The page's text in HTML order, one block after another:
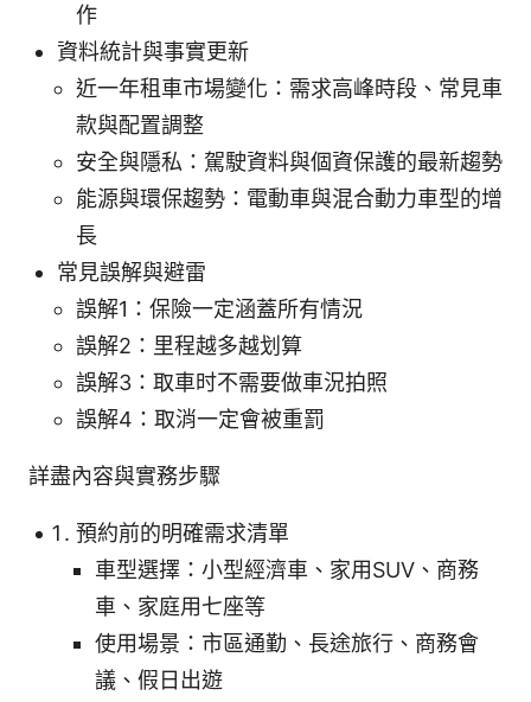
作
資料統計與事實更新
近一年租車市場變化：需求高峰時段、常見車
款與配置調整
安全與隱私：駕駛資料與個資保護的最新趨勢
能源與環保趨勢：電動車與混合動力車型的增
長
常見誤解與避雷
誤解1：保險一定涵蓋所有情況
誤解2：里程越多越划算
誤解3：取車时不需要做車況拍照
誤解4：取消一定會被重罰
詳盡內容與實務步驟
預約前的明確需求清單
車型選擇：小型經濟車、家用SUV、商務
車、家庭用七座等
使用場景：市區通勤、長途旅行、商務會
議、假日出遊